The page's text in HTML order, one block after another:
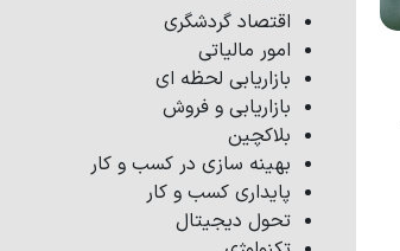
اقتصاد گردشگری
امور مالیاتی
بازاریابی لحظه ای
بازاریابی و فروش
بلاکچین
بهینه سازی در کسب و کار
پایداری کسب و کار
تحول دیجیتال